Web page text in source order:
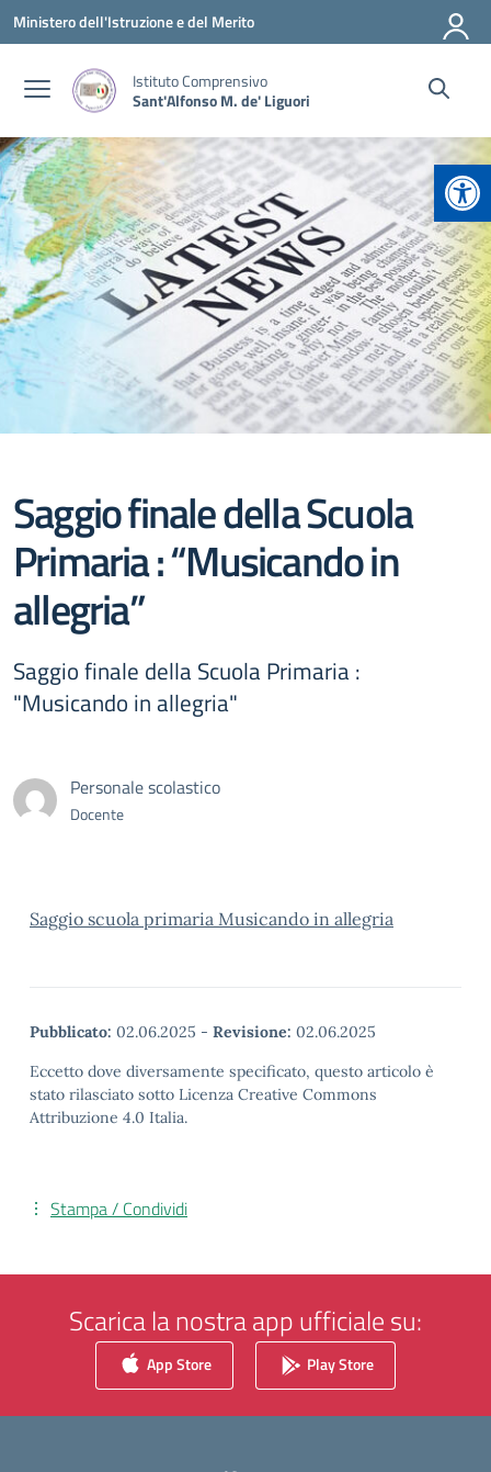
Vai ai contenuti
Vai al menu di navigazione
Vai al footer
Ministero dell'Istruzione e del Merito
Istituto Comprensivo
Sant'Alfonso M. de' Liguori
Saggio finale della Scuola
Primaria : “Musicando in
allegria”
Saggio finale della Scuola Primaria :
"Musicando in allegria"
Personale scolastico
Docente
Saggio scuola primaria Musicando in allegria
Pubblicato: 02.06.2025 - Revisione: 02.06.2025
Eccetto dove diversamente specificato, questo articolo è
stato rilasciato sotto Licenza Creative Commons
Attribuzione 4.0 Italia.
Stampa / Condividi
Scarica la nostra app ufficiale su:
App Store Play Store